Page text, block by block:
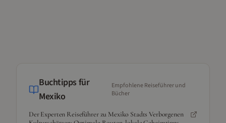
Buchtipps für
Mexiko
Empfohlene Reiseführer und
Bücher
Der Experten Reiseführer zu Mexiko Stadts Verborgenen